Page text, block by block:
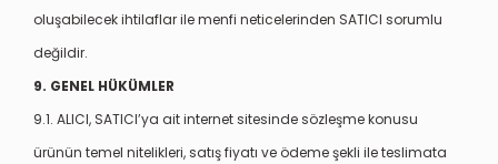
oluşabilecek ihtilaflar ile menfi neticelerinden SATICI sorumlu
değildir.
9. GENEL HÜKÜMLER
9.1. ALICI, SATICI’ya ait internet sitesinde sözleşme konusu
ürünün temel nitelikleri, satış fiyatı ve ödeme şekli ile teslimata